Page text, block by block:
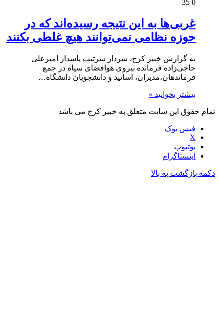
0
غربی‌ها به این نتیجه رسیده‌اند که در
حوزه نظامی نمی‌توانند هیچ غلطی بکنند
به گزارش خبیر کرج، سردار سرتیپ پاسدار امیرعلی
حاجی‌زاده فرمانده نیروی هوافضای سپاه در جمع
فرماندهان،مدیران، اساتید و دانشجویان دانشگاه…
بیشتر بخوانید »
تمام حقوق این سایت متعلق به خبیر کرج می باشد
فیس بوک
X
یوتیوب
اینستاگرام
دکمه بازگشت به بالا